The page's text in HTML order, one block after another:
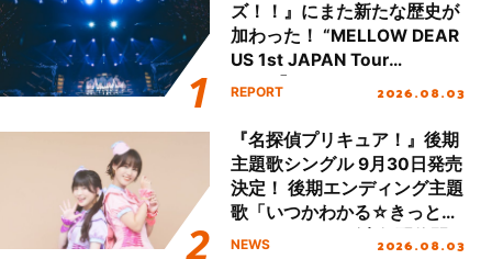
ズ！！』にまた新たな歴史が
加わった！ “MELLOW DEAR
US 1st JAPAN Tour
Final「NICE to meet YOU
ート!!
REPORT 2026.08.03
『名探偵プリキュア！』後期
主題歌シングル 9月30日発売
決定！ 後期エンディング主題
歌「いつかわかる☆きっとあ
える」TVサイズ先行配信開
NEWS 2026.08.03